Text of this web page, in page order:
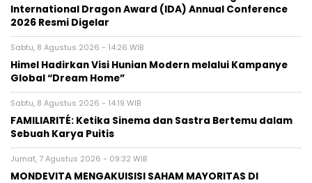
International Dragon Award (IDA) Annual Conference
2026 Resmi Digelar
Sabtu, 8 Agustus 2026 - 14:26 WIB
Himel Hadirkan Visi Hunian Modern melalui Kampanye
Global “Dream Home”
Sabtu, 8 Agustus 2026 - 14:19 WIB
FAMILIARITÉ: Ketika Sinema dan Sastra Bertemu dalam
Sebuah Karya Puitis
Jumat, 7 Agustus 2026 - 09:32 WIB
MONDEVITA MENGAKUISISI SAHAM MAYORITAS DI